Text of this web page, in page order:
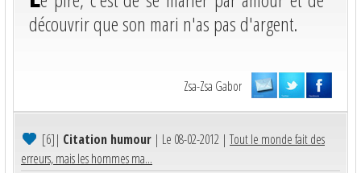
découvrir que son mari n'as pas d'argent.
Zsa-Zsa Gabor
[6]| Citation humour | Le 08-02-2012 |Tout le monde fait des
erreurs, mais les hommes ma...